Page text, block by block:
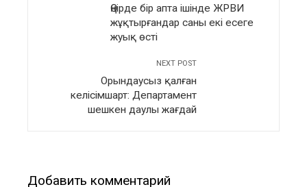
Өңірде бір апта ішінде ЖРВИ
жұқтырғандар саны екі есеге
жуық өсті
NEXT POST
Орындаусыз қалған
келісімшарт: Департамент
шешкен даулы жағдай
Добавить комментарий